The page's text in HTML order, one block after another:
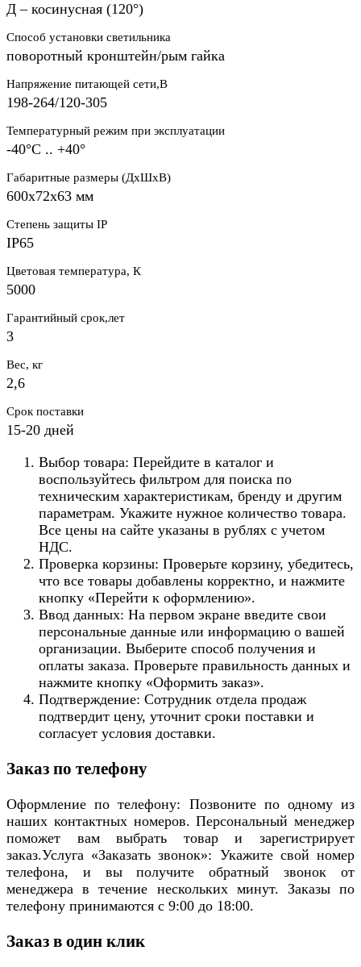
Д – косинусная (120°)
Способ установки светильника
поворотный кронштейн/рым гайка
Напряжение питающей сети,В
198-264/120-305
Температурный режим при эксплуатации
-40°С .. +40°
Габаритные размеры (ДхШхВ)
600х72х63 мм
Степень защиты IP
IP65
Цветовая температура, К
5000
Гарантийный срок,лет
3
Вес, кг
2,6
Срок поставки
15-20 дней
Выбор товара: Перейдите в каталог и
воспользуйтесь фильтром для поиска по
техническим характеристикам, бренду и другим
параметрам. Укажите нужное количество товара.
Все цены на сайте указаны в рублях с учетом
НДС.
Проверка корзины: Проверьте корзину, убедитесь,
что все товары добавлены корректно, и нажмите
кнопку «Перейти к оформлению».
Ввод данных: На первом экране введите свои
персональные данные или информацию о вашей
организации. Выберите способ получения и
оплаты заказа. Проверьте правильность данных и
нажмите кнопку «Оформить заказ».
Подтверждение: Сотрудник отдела продаж
подтвердит цену, уточнит сроки поставки и
согласует условия доставки.
Заказ по телефону
Оформление по телефону: Позвоните по одному из
наших контактных номеров. Персональный менеджер
поможет вам выбрать товар и зарегистрирует
заказ.Услуга «Заказать звонок»: Укажите свой номер
телефона, и вы получите обратный звонок от
менеджера в течение нескольких минут. Заказы по
телефону принимаются с 9:00 до 18:00.
Заказ в один клик